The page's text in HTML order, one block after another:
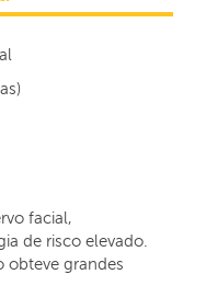
facial,
de risco elevado.
obteve grandes